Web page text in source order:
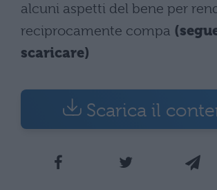
alcuni aspetti del bene per
reciprocamente compa
scaricare)
Scarica il